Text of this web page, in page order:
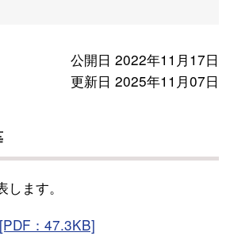
公開日 2022年11月17日
更新日 2025年11月07日
ます。
：47.3KB]